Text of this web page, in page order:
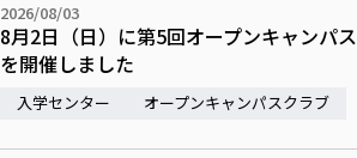
2026/08/03
8月2日（日）に第5回オープンキャンパス
を開催しました
入学センター オープンキャンパスクラブ